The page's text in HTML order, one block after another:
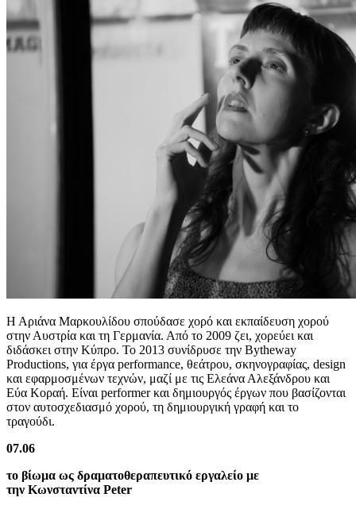
Η Αριάνα Μαρκουλίδου σπούδασε χορό και εκπαίδευση χορού
στην Αυστρία και τη Γερμανία. Από το 2009 ζει, χορεύει και
διδάσκει στην Κύπρο. Το 2013 συνίδρυσε την Bytheway
Productions, για έργα performance, θεάτρου, σκηνογραφίας, design
και εφαρμοσμένων τεχνών, μαζί με τις Ελεάνα Αλεξάνδρου και
Εύα Κοραή. Είναι performer και δημιουργός έργων που βασίζονται
στον αυτοσχεδιασμό χορού, τη δημιουργική γραφή και το
τραγούδι.
07.06
το βίωμα ως δραματοθεραπευτικό εργαλείο με
την Kωνσταντίνα Peter